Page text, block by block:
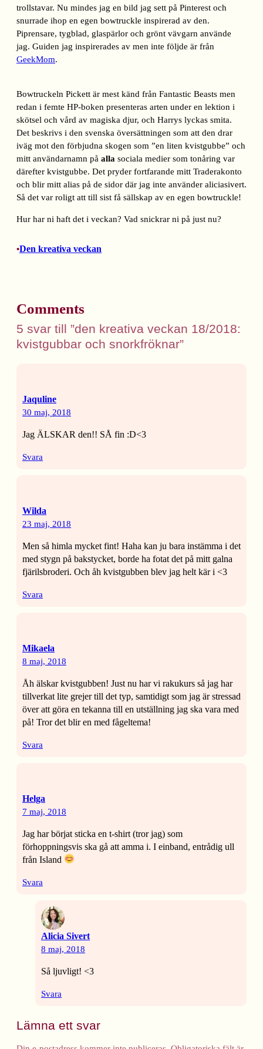
trollstavar. Nu mindes jag en bild jag sett på Pinterest och
snurrade ihop en egen bowtruckle inspirerad av den.
Piprensare, tygblad, glaspärlor och grönt vävgarn använde
jag. Guiden jag inspirerades av men inte följde är från
GeekMom.
Bowtruckeln Pickett är mest känd från Fantastic Beasts men
redan i femte HP-boken presenteras arten under en lektion i
skötsel och vård av magiska djur, och Harrys lyckas smita.
Det beskrivs i den svenska översättningen som att den drar
iväg mot den förbjudna skogen som ”en liten kvistgubbe” och
mitt användarnamn på alla sociala medier som tonåring var
därefter kvistgubbe. Det pryder fortfarande mitt Traderakonto
och blir mitt alias på de sidor där jag inte använder aliciasivert.
Så det var roligt att till sist få sällskap av en egen bowtruckle!
Hur har ni haft det i veckan? Vad snickrar ni på just nu?
•Den kreativa veckan
Comments
5 svar till ”den kreativa veckan 18/2018:
kvistgubbar och snorkfröknar”
Jaquline
30 maj, 2018
Jag ÄLSKAR den!! SÅ fin :D<3
Svara
Wilda
23 maj, 2018
Men så himla mycket fint! Haha kan ju bara instämma i det
med stygn på bakstycket, borde ha fotat det på mitt galna
fjärilsbroderi. Och åh kvistgubben blev jag helt kär i <3
Svara
Mikaela
8 maj, 2018
Åh älskar kvistgubben! Just nu har vi rakukurs så jag har
tillverkat lite grejer till det typ, samtidigt som jag är stressad
över att göra en tekanna till en utställning jag ska vara med
på! Tror det blir en med fågeltema!
Svara
Helga
7 maj, 2018
Jag har börjat sticka en t-shirt (tror jag) som
förhoppningsvis ska gå att amma i. I einband, entrådig ull
från Island
Svara
Alicia Sivert
8 maj, 2018
Så ljuvligt! <3
Svara
Lämna ett svar